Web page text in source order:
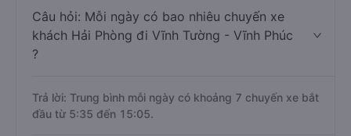
Câu hỏi: Mỗi ngày có bao nhiêu chuyến xe
khách Hải Phòng đi Vĩnh Tường - Vĩnh Phúc
?
Trả lời: Trung bình mỗi ngày có khoảng 7 chuyến xe bắt
đầu từ 5:35 đến 15:05.